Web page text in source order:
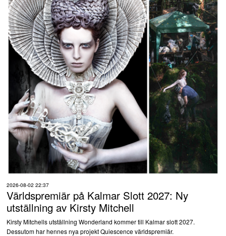
2026-08-02 22:37
Världspremiär på Kalmar Slott 2027: Ny
utställning av Kirsty Mitchell
Kirsty Mitchells utställning Wonderland kommer till Kalmar slott 2027.
Dessutom har hennes nya projekt Quiescence världspremiär.